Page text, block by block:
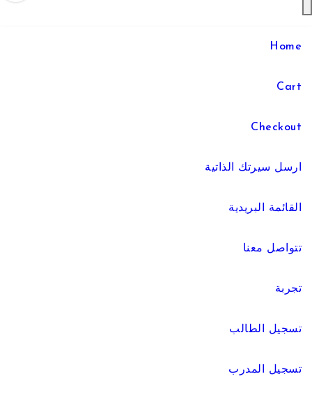
Home
Cart
Checkout
ارسل سيرتك الذاتية
القائمة البريدية
تتواصل معنا
تجربة
تسجيل الطالب
تسجيل المدرب